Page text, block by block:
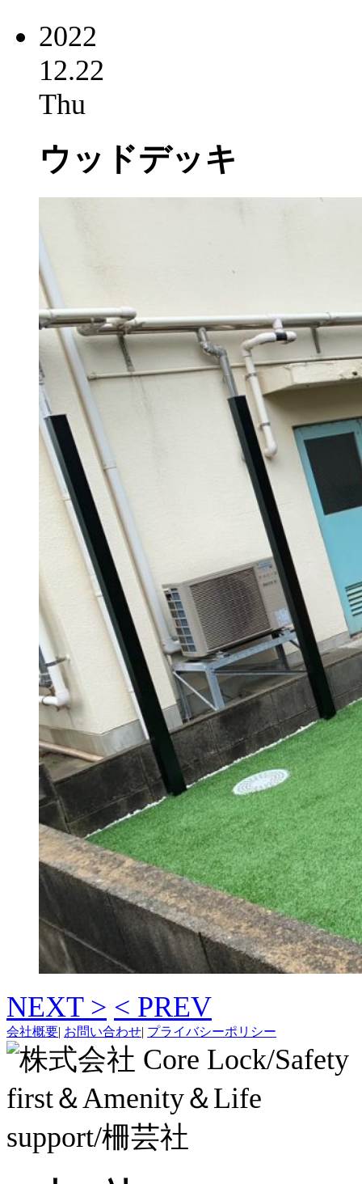
2022
12.22
Thu
ウッドデッキ
NEXT > < PREV
会社概要| お問い合わせ| プライバシーポリシー